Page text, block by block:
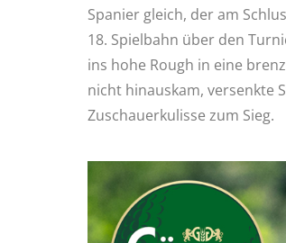
Spanier gleich, der am
18. Spielbahn über den
ins hohe Rough in eine
nicht hinauskam, versenkte
Zuschauerkulisse zum Sieg.